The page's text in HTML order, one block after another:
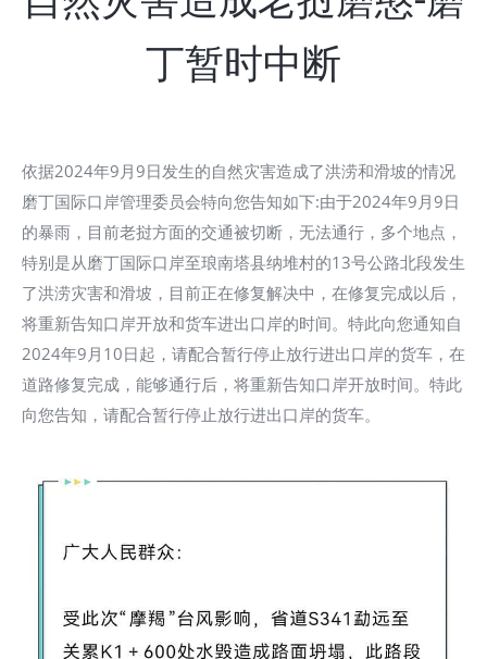
丁暂时中断
依据2024年9月9日发生的自然灾害造成了洪涝和滑坡的情况
磨丁国际口岸管理委员会特向您告知如下:由于2024年9月9日
的暴雨，目前老挝方面的交通被切断，无法通行，多个地点，
特别是从磨丁国际口岸至琅南塔县纳堆村的13号公路北段发生
了洪涝灾害和滑坡，目前正在修复解决中，在修复完成以后，
将重新告知口岸开放和货车进出口岸的时间。特此向您通知自
2024年9月10日起，请配合暂行停止放行进出口岸的货车，在
道路修复完成，能够通行后，将重新告知口岸开放时间。特此
向您告知，请配合暂行停止放行进出口岸的货车。